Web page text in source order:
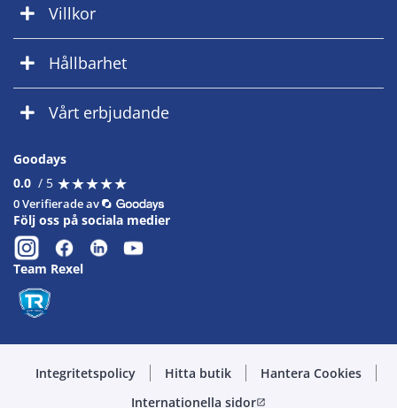
Villkor
Hållbarhet
Vårt erbjudande
Goodays
0.0 / 5 ★★★★★
★★★★★
0 Verifierade av
Följ oss på sociala medier
Team Rexel
Integritetspolicy Hitta butik
Hantera Cookies
Internationella sidoropen_in_new